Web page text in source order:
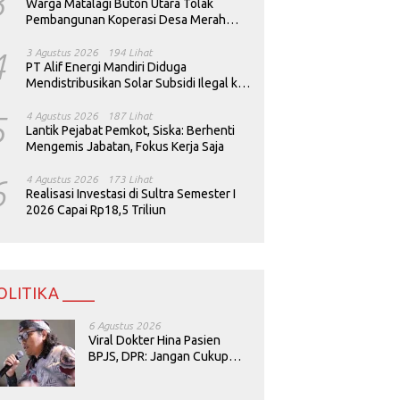
Warga Matalagi Buton Utara Tolak
Pembangunan Koperasi Desa Merah
3 Agustus 2026 194 Lihat
PT Alif Energi Mandiri Diduga
Mendistribusikan Solar Subsidi Ilegal ke
4 Agustus 2026 187 Lihat
Lantik Pejabat Pemkot, Siska: Berhenti
Mengemis Jabatan, Fokus Kerja Saja
4 Agustus 2026 173 Lihat
Realisasi Investasi di Sultra Semester I
2026 Capai Rp18,5 Triliun
____
6 Agustus 2026
Viral Dokter Hina Pasien
BPJS, DPR: Jangan Cukup